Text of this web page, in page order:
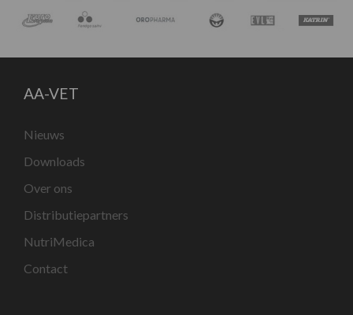
AA-VET
Nieuws
Downloads
Over ons
Distributiepartners
NutriMedica
Contact